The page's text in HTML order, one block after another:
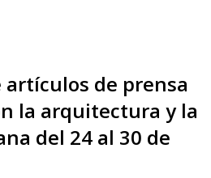
artículos de prensa
la arquitectura y la
del 24 al 30 de